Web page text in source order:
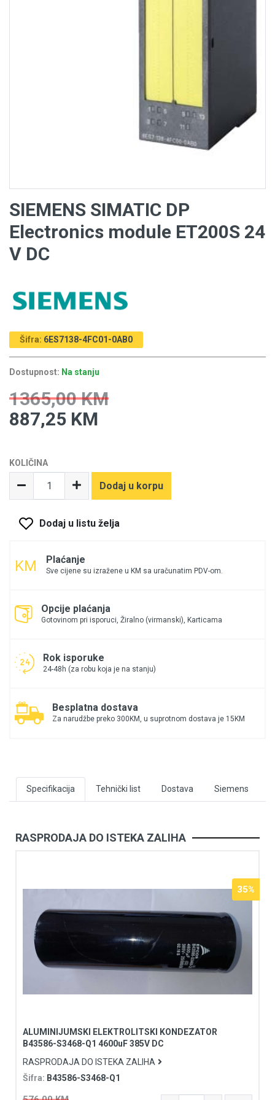
SIEMENS SIMATIC DP
Electronics module ET200S 24
V DC
Šifra: 6ES7138-4FC01-0AB0
Dostupnost: Na stanju
1365,00 KM
887,25 KM
KOLIČINA
Dodaj u korpu
Dodaj u listu želja
Plaćanje
Sve cijene su izražene u KM sa uračunatim PDV-om.
Opcije plaćanja
Gotovinom pri isporuci, Žiralno (virmanski), Karticama
Rok isporuke
24-48h (za robu koja je na stanju)
Besplatna dostava
Za narudžbe preko 300KM, u suprotnom dostava je 15KM
Specifikacija Tehnički list Dostava Siemens
RASPRODAJA DO ISTEKA ZALIHA
ALUMINIJUMSKI ELEKTROLITSKI KONDEZATOR
B43586-S3468-Q1 4600uF 385V DC
RASPRODAJA DO ISTEKA ZALIHA
Šifra: B43586-S3468-Q1
35%